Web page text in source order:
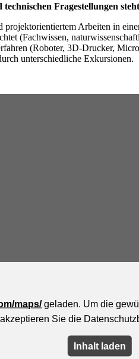
Fragestellungen
Arbeiten in
(Fachwissen,
(Roboter, 3D-Drucker,
unterschiedliche Exkursionen.